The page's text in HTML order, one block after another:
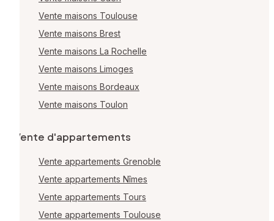
Vente maisons Toulouse
Vente maisons Brest
Vente maisons La Rochelle
Vente maisons Limoges
Vente maisons Bordeaux
Vente maisons Toulon
Vente d'appartements
Vente appartements Grenoble
Vente appartements Nîmes
Vente appartements Tours
Vente appartements Toulouse